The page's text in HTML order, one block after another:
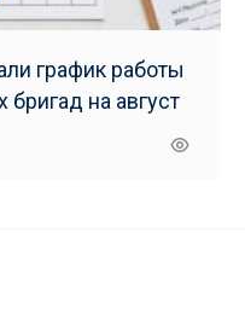
график работы
на август